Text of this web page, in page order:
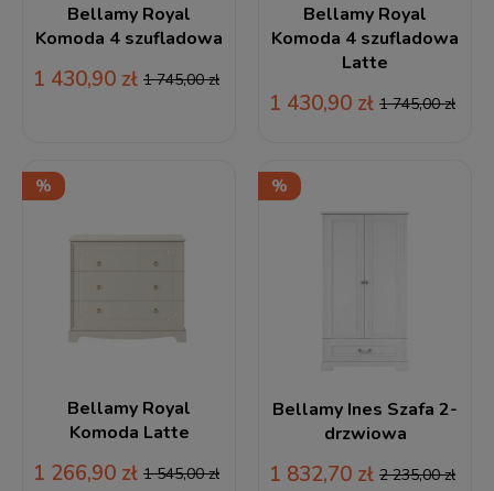
Bellamy Royal
Komoda 4 szufladowa
1 430,90 zł 1 745,00 zł
Bellamy Royal
Komoda 4 szufladowa
Latte
1 430,90 zł 1 745,00 zł
Bellamy Royal
Komoda Latte
1 266,90 zł 1 545,00 zł
Bellamy Ines Szafa 2-
drzwiowa
1 832,70 zł 2 235,00 zł